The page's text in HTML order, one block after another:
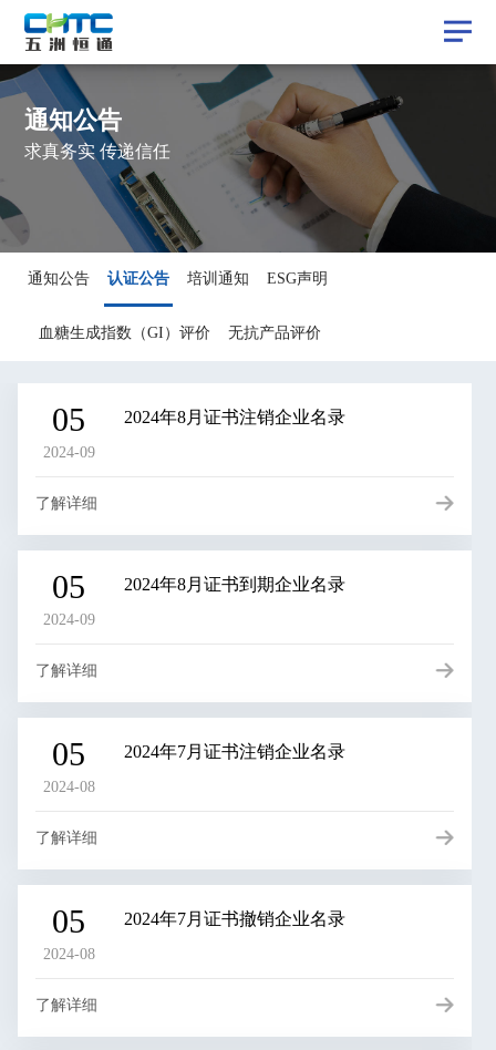
通知公告
求真务实 传递信任
通知公告
认证公告
认证公告 培训通知 ESG声明
血糖生成指数（GI）评价
无抗产品评价
05
2024-09
2024年8月证书注销企业名录
了解详细
05
2024-09
2024年8月证书到期企业名录
了解详细
05
2024-08
2024年7月证书注销企业名录
了解详细
05
2024-08
2024年7月证书撤销企业名录
了解详细